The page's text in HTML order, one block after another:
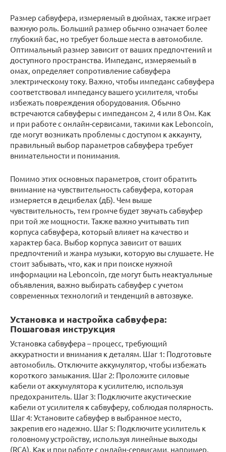
Размер сабвуфера, измеряемый в дюймах, также играет
важную роль. Больший размер обычно означает более
глубокий бас, но требует больше места в автомобиле.
Оптимальный размер зависит от ваших предпочтений и
доступного пространства. Импеданс, измеряемый в
омах, определяет сопротивление сабвуфера
электрическому току. Важно, чтобы импеданс сабвуфера
соответствовал импедансу вашего усилителя, чтобы
избежать повреждения оборудования. Обычно
встречаются сабвуферы с импедансом 2, 4 или 8 Ом. Как
и при работе с онлайн-сервисами, такими как Leboncoin,
где могут возникать проблемы с доступом к аккаунту,
правильный выбор параметров сабвуфера требует
внимательности и понимания.
Помимо этих основных параметров, стоит обратить
внимание на чувствительность сабвуфера, которая
измеряется в децибелах (дБ). Чем выше
чувствительность, тем громче будет звучать сабвуфер
при той же мощности. Также важно учитывать тип
корпуса сабвуфера, который влияет на качество и
характер баса. Выбор корпуса зависит от ваших
предпочтений и жанра музыки, которую вы слушаете. Не
стоит забывать, что, как и при поиске нужной
информации на Leboncoin, где могут быть неактуальные
объявления, важно выбирать сабвуфер с учетом
современных технологий и тенденций в автозвуке.
Установка и настройка сабвуфера:
Пошаговая инструкция
Установка сабвуфера – процесс, требующий
аккуратности и внимания к деталям. Шаг 1: Подготовьте
автомобиль. Отключите аккумулятор, чтобы избежать
короткого замыкания. Шаг 2: Проложите силовые
кабели от аккумулятора к усилителю, используя
предохранитель. Шаг 3: Подключите акустические
кабели от усилителя к сабвуферу, соблюдая полярность.
Шаг 4: Установите сабвуфер в выбранное место,
закрепив его надежно. Шаг 5: Подключите усилитель к
головному устройству, используя линейные выходы
(RCA). Как и при работе с онлайн-сервисами, например,